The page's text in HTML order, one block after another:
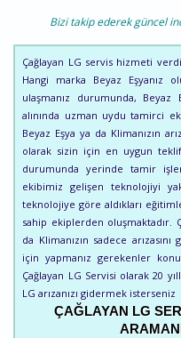
Bizi takip ederek güncel
Çağlayan LG servis hizmeti
Hangi marka Beyaz Eşyanız
ulaşmanız durumunda, Beyaz
alınında uzman uydu tamirci
Beyaz Eşya ya da Klimanızın
olarak sizin için en uygun
durumunda yerinde tamir
ekibimiz gelişen teknolojiyi
teknolojiye göre aldıkları
sahip ekiplerden oluşmaktadır.
da Klimanızın sadece
için yapmanız gerekenler
Çağlayan LG Servisi olarak 20
LG arızanızı gidermek isterseniz
ÇAĞLAYAN LG